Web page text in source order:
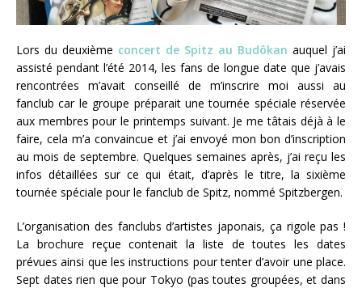
Lors du deuxième concert de Spitz au Budôkan auquel j’ai
assisté pendant l’été 2014, les fans de longue date que j’avais
rencontrées m’avait conseillé de m’inscrire moi aussi au
fanclub car le groupe préparait une tournée spéciale réservée
aux membres pour le printemps suivant. Je me tâtais déjà à le
faire, cela m’a convaincue et j’ai envoyé mon bon d’inscription
au mois de septembre. Quelques semaines après, j’ai reçu les
infos détaillées sur ce qui était, d’après le titre, la sixième
tournée spéciale pour le fanclub de Spitz, nommé Spitzbergen.
L’organisation des fanclubs d’artistes japonais, ça rigole pas !
La brochure reçue contenait la liste de toutes les dates
prévues ainsi que les instructions pour tenter d’avoir une place.
Sept dates rien que pour Tokyo (pas toutes groupées, et dans